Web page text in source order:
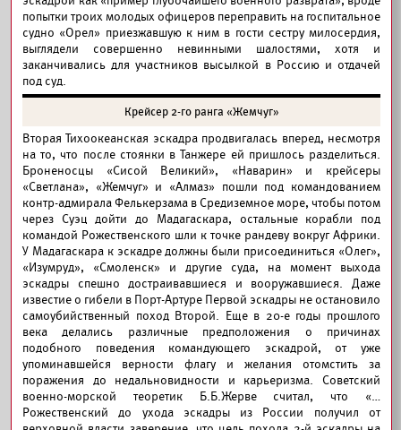
попытки троих молодых офицеров переправить на госпитальное
судно «Орел» приезжавшую к ним в гости сестру милосердия,
выглядели совершенно невинными шалостями, хотя и
заканчивались для участников высылкой в Россию и отдачей
под суд.
Крейсер 2-го ранга «Жемчуг»
Вторая Тихоокеанская эскадра продвигалась вперед, несмотря
на то, что после стоянки в Танжере ей пришлось разделиться.
Броненосцы «Сисой Великий», «Наварин» и крейсеры
«Светлана», «Жемчуг» и «Алмаз» пошли под командованием
контр-адмирала Фелькерзама в Средиземное море, чтобы потом
через Суэц дойти до Мадагаскара, остальные корабли под
командой Рожественского шли к точке рандеву вокруг Африки.
У Мадагаскара к эскадре должны были присоединиться «Олег»,
«Изумруд», «Смоленск» и другие суда, на момент выхода
эскадры спешно достраивавшиеся и вооружавшиеся. Даже
известие о гибели в Порт-Артуре Первой эскадры не остановило
самоубийственный поход Второй. Еще в 20-е годы прошлого
века делались различные предположения о причинах
подобного поведения командующего эскадрой, от уже
упоминавшейся верности флагу и желания отомстить за
поражения до недальновидности и карьеризма. Советский
военно-морской теоретик Б.Б.Жерве считал, что «…
Рожественский до ухода эскадры из России получил от